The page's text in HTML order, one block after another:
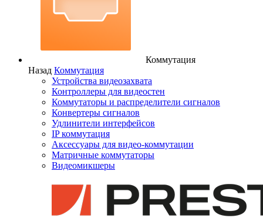
Коммутация
Назад Коммутация
Устройства видеозахвата
Контроллеры для видеостен
Коммутаторы и распределители сигналов
Конвертеры сигналов
Удлинители интерфейсов
IP коммутация
Аксессуары для видео-коммутации
Матричные коммутаторы
Видеомикшеры